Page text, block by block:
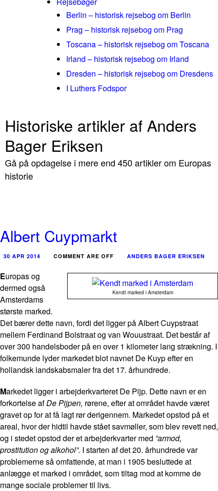
Berlin – historisk rejsebog om Berlin
Prag – historisk rejsebog om Prag
Toscana – historisk rejsebog om Toscana
Irland – historisk rejsebog om Irland
Dresden – historisk rejsebog om Dresdens
I Luthers Fodspor
Historiske artikler af Anders
Bager Eriksen
Gå på opdagelse i mere end 450 artikler om Europas
historie
Albert Cuypmarkt
30 APR 2014 COMMENT ARE OFF ANDERS BAGER ERIKSEN
Kendt marked i Amsterdam
Europas og
dermed også
Amsterdams
største marked.
Det bærer dette navn, fordi det ligger på Albert Cuypstraat
mellem Ferdinand Bolstraat og van Wouustraat. Det består af
over 300 handelsboder på en over 1 kilometer lang strækning. I
folkemunde lyder markedet blot navnet De Kuyp efter en
hollandsk landskabsmaler fra det 17. århundrede.
Markedet ligger i arbejderkvarteret De Pijp. Dette navn er en
forkortelse afDe Pijpen, rørene, efter at området havde været
gravet op for at få lagt rør derigennem. Markedet opstod på et
areal, hvor der hidtil havde stået savmøller, som blev revett ned,
og i stedet opstod der et arbejderkvarter med ”armod,
prostitution og alkohol”. I starten af det 20. århundrede var
problemerne så omfattende, at man i 1905 besluttede at
anlægge et marked i området, som tiltag mod at komme de
mange sociale problemer til livs.